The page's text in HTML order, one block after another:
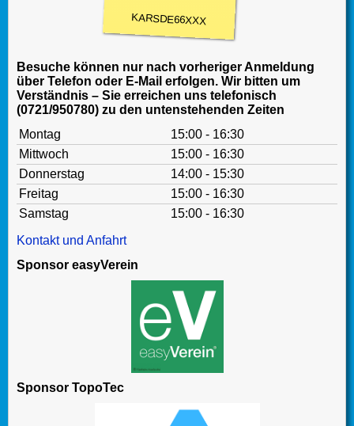
KARSDE66XXX
Besuche können nur nach vorheriger Anmeldung
über Telefon oder E-Mail erfolgen. Wir bitten um
Verständnis – Sie erreichen uns telefonisch
(0721/950780) zu den untenstehenden Zeiten
Montag
15:00 - 16:30
Mittwoch
15:00 - 16:30
Donnerstag
14:00 - 15:30
Freitag
15:00 - 16:30
Samstag
15:00 - 16:30
Kontakt und Anfahrt
Sponsor easyVerein
Sponsor TopoTec